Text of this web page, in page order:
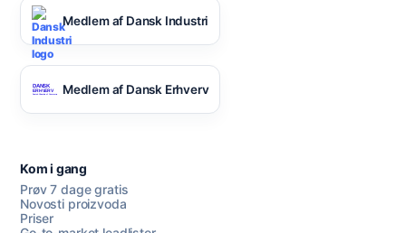
Medlem af Dansk Industri
Medlem af Dansk Erhverv
Kom i gang
Prøv 7 dage gratis
Novosti proizvoda
Priser